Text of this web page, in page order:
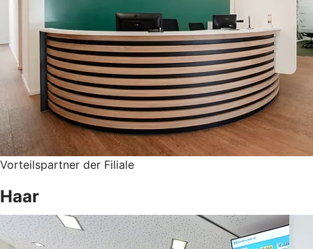
Vorteilspartner der Filiale
Haar